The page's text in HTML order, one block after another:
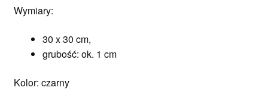
Wymiary:
30 x 30 cm,
grubość: ok. 1 cm
Kolor: czarny